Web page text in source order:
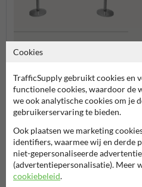
Stel je vraag aan
Cookies
TrafficSupply gebruikt cookies en
functionele cookies, waardoor de
we ook analytische cookies om je
gebruikerservaring te bieden.
Ook plaatsen we marketing
identifiers, waarmee wij en derde
niet-gepersonaliseerde
(advertentiepersonalisatie). Meer
cookiebeleid.